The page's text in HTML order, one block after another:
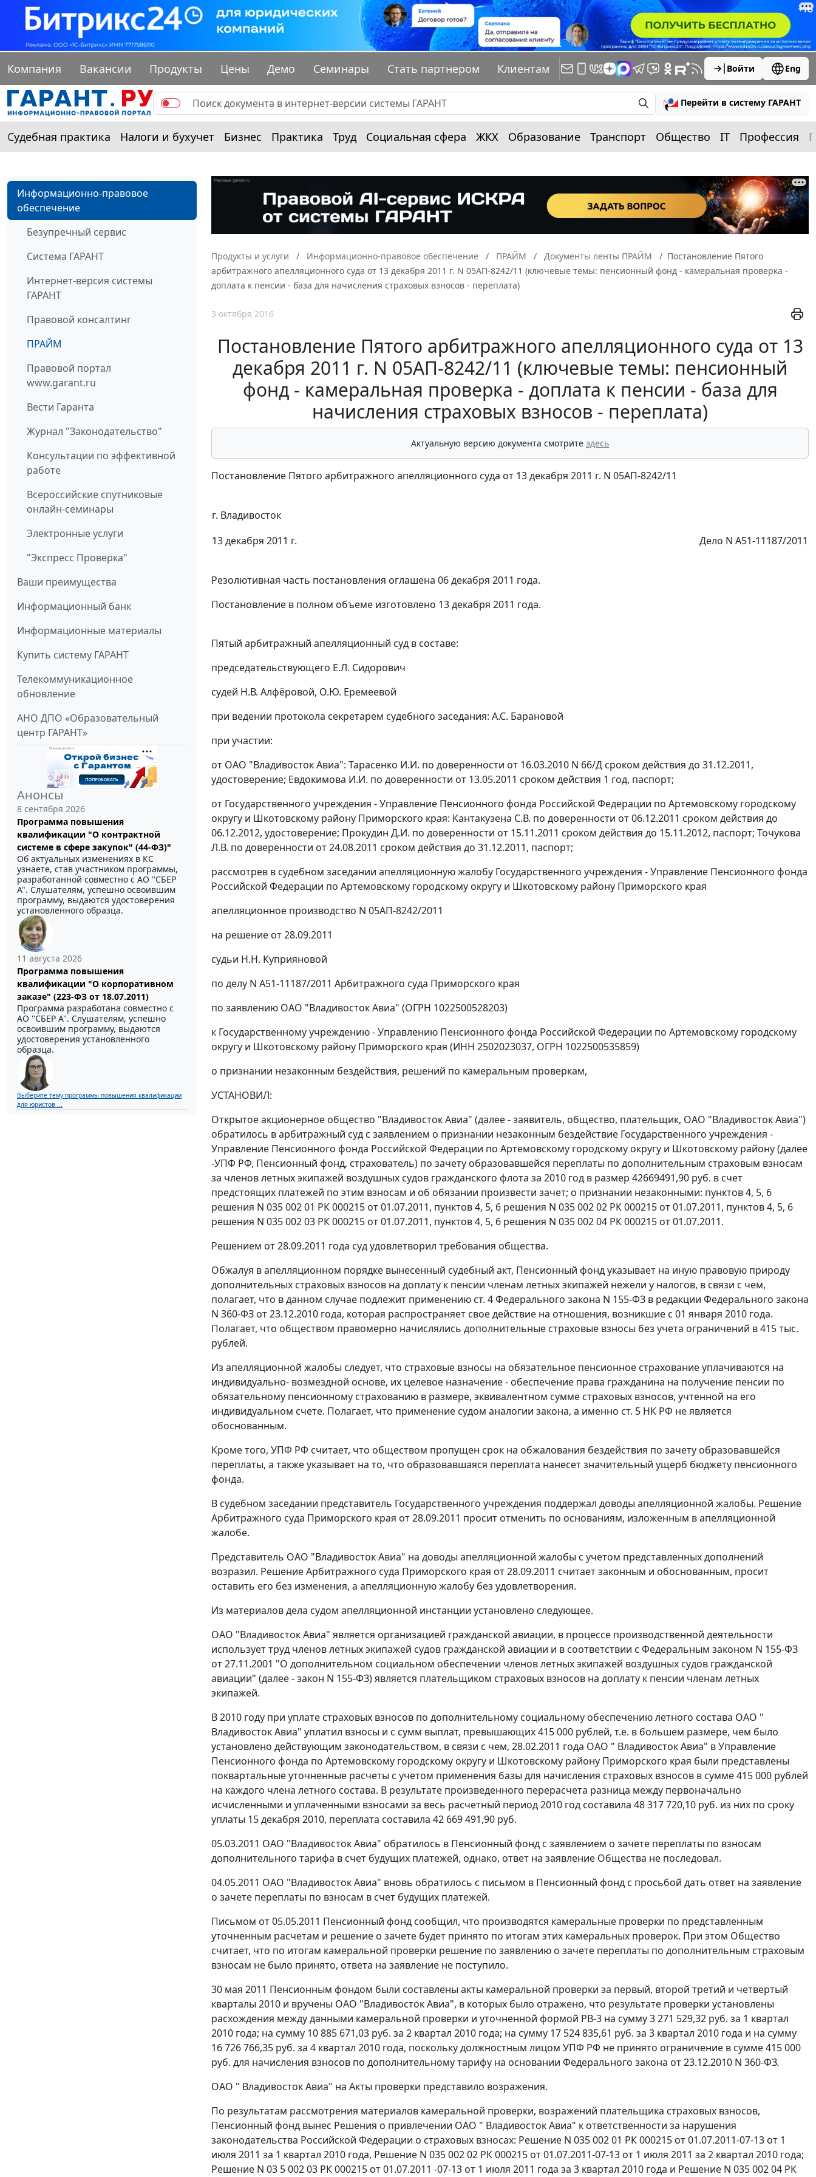
Компания Вакансии Продукты Цены Демо Семинары Стать партнером Клиентам Войти Eng
Перейти в систему ГАРАНТ
Судебная практика Налоги и бухучет Бизнес Практика Труд Социальная сфера ЖКХ Образование Транспорт Общество IT Профессия
Информационно-правовое
обеспечение
Безупречный сервис
Система ГАРАНТ
Интернет-версия системы
ГАРАНТ
Правовой консалтинг
ПРАЙМ
Правовой портал
www.garant.ru
Вести Гаранта
Журнал "Законодательство"
Консультации по эффективной
работе
Всероссийские спутниковые
онлайн-семинары
Электронные услуги
"Экспресс Проверка"
Ваши преимущества
Информационный банк
Информационные материалы
Купить систему ГАРАНТ
Телекоммуникационное
обновление
АНО ДПО «Образовательный
центр ГАРАНТ»
Анонсы
8 сентября 2026
Программа повышения
квалификации "О контрактной
системе в сфере закупок" (44-ФЗ)"
Об актуальных изменениях в КС
узнаете, став участником программы,
разработанной совместно с АО ''СБЕР
А". Слушателям, успешно освоившим
программу, выдаются удостоверения
установленного образца.
11 августа 2026
Программа повышения
квалификации "О корпоративном
заказе" (223-ФЗ от 18.07.2011)
Программа разработана совместно с
АО ''СБЕР А". Слушателям, успешно
освоившим программу, выдаются
удостоверения установленного
образца.
Выберите тему программы повышения квалификации
для юристов ...
Продукты и услуги Информационно-правовое обеспечение ПРАЙМ Документы ленты ПРАЙМ
Постановление Пятого
арбитражного апелляционного суда от 13 декабря 2011 г. N 05АП-8242/11 (ключевые темы: пенсионный фонд - камеральная проверка -
доплата к пенсии - база для начисления страховых взносов - переплата)
3 октября 2016
Постановление Пятого арбитражного апелляционного суда от 13
декабря 2011 г. N 05АП-8242/11 (ключевые темы: пенсионный
фонд - камеральная проверка - доплата к пенсии - база для
начисления страховых взносов - переплата)
Актуальную версию документа смотрите здесь
Постановление Пятого арбитражного апелляционного суда от 13 декабря 2011 г. N 05АП-8242/11
г. Владивосток
13 декабря 2011 г.
Дело N А51-11187/2011
Резолютивная часть постановления оглашена 06 декабря 2011 года.
Постановление в полном объеме изготовлено 13 декабря 2011 года.
Пятый арбитражный апелляционный суд в составе:
председательствующего Е.Л. Сидорович
судей Н.В. Алфёровой, О.Ю. Еремеевой
при ведении протокола секретарем судебного заседания: А.С. Барановой
при участии:
от ОАО "Владивосток Авиа": Тарасенко И.И. по доверенности от 16.03.2010 N 66/Д сроком действия до 31.12.2011,
удостоверение; Евдокимова И.И. по доверенности от 13.05.2011 сроком действия 1 год, паспорт;
от Государственного учреждения - Управление Пенсионного фонда Российской Федерации по Артемовскому городскому
округу и Шкотовскому району Приморского края: Кантакузена С.В. по доверенности от 06.12.2011 сроком действия до
06.12.2012, удостоверение; Прокудин Д.И. по доверенности от 15.11.2011 сроком действия до 15.11.2012, паспорт; Точукова
Л.В. по доверенности от 24.08.2011 сроком действия до 31.12.2011, паспорт;
рассмотрев в судебном заседании апелляционную жалобу Государственного учреждения - Управление Пенсионного фонда
Российской Федерации по Артемовскому городскому округу и Шкотовскому району Приморского края
апелляционное производство N 05АП-8242/2011
на решение от 28.09.2011
судьи Н.Н. Куприяновой
по делу N А51-11187/2011 Арбитражного суда Приморского края
по заявлению ОАО "Владивосток Авиа" (ОГРН 1022500528203)
к Государственному учреждению - Управлению Пенсионного фонда Российской Федерации по Артемовскому городскому
округу и Шкотовскому району Приморского края (ИНН 2502023037, ОГРН 1022500535859)
о признании незаконным бездействия, решений по камеральным проверкам,
УСТАНОВИЛ:
Открытое акционерное общество "Владивосток Авиа" (далее - заявитель, общество, плательщик, ОАО "Владивосток Авиа")
обратилось в арбитражный суд с заявлением о признании незаконным бездействие Государственного учреждения -
Управление Пенсионного фонда Российской Федерации по Артемовскому городскому округу и Шкотовскому району (далее
-УПФ РФ, Пенсионный фонд, страхователь) по зачету образовавшейся переплаты по дополнительным страховым взносам
за членов летных экипажей воздушных судов гражданского флота за 2010 год в размер 42669491,90 руб. в счет
предстоящих платежей по этим взносам и об обязании произвести зачет; о признании незаконными: пунктов 4, 5, 6
решения N 035 002 01 РК 000215 от 01.07.2011, пунктов 4, 5, 6 решения N 035 002 02 РК 000215 от 01.07.2011, пунктов 4, 5, 6
решения N 035 002 03 РК 000215 от 01.07.2011, пунктов 4, 5, 6 решения N 035 002 04 РК 000215 от 01.07.2011.
Решением от 28.09.2011 года суд удовлетворил требования общества.
Обжалуя в апелляционном порядке вынесенный судебный акт, Пенсионный фонд указывает на иную правовую природу
дополнительных страховых взносов на доплату к пенсии членам летных экипажей нежели у налогов, в связи с чем,
полагает, что в данном случае подлежит применению ст. 4 Федерального закона N 155-ФЗ в редакции Федерального закона
N 360-ФЗ от 23.12.2010 года, которая распространяет свое действие на отношения, возникшие с 01 января 2010 года.
Полагает, что обществом правомерно начислялись дополнительные страховые взносы без учета ограничений в 415 тыс.
рублей.
Из апелляционной жалобы следует, что страховые взносы на обязательное пенсионное страхование уплачиваются на
индивидуально- возмездной основе, их целевое назначение - обеспечение права гражданина на получение пенсии по
обязательному пенсионному страхованию в размере, эквивалентном сумме страховых взносов, учтенной на его
индивидуальном счете. Полагает, что применение судом аналогии закона, а именно ст. 5 НК РФ не является
обоснованным.
Кроме того, УПФ РФ считает, что обществом пропущен срок на обжалования бездействия по зачету образовавшейся
переплаты, а также указывает на то, что образовавшаяся переплата нанесет значительный ущерб бюджету пенсионного
фонда.
В судебном заседании представитель Государственного учреждения поддержал доводы апелляционной жалобы. Решение
Арбитражного суда Приморского края от 28.09.2011 просит отменить по основаниям, изложенным в апелляционной
жалобе.
Представитель ОАО "Владивосток Авиа" на доводы апелляционной жалобы с учетом представленных дополнений
возразил. Решение Арбитражного суда Приморского края от 28.09.2011 считает законным и обоснованным, просит
оставить его без изменения, а апелляционную жалобу без удовлетворения.
Из материалов дела судом апелляционной инстанции установлено следующее.
ОАО "Владивосток Авиа" является организацией гражданской авиации, в процессе производственной деятельности
использует труд членов летных экипажей судов гражданской авиации и в соответствии с Федеральным законом N 155-ФЗ
от 27.11.2001 "О дополнительном социальном обеспечении членов летных экипажей воздушных судов гражданской
авиации" (далее - закон N 155-ФЗ) является плательщиком страховых взносов на доплату к пенсии членам летных
экипажей.
В 2010 году при уплате страховых взносов по дополнительному социальному обеспечению летного состава ОАО "
Владивосток Авиа" уплатил взносы и с сумм выплат, превышающих 415 000 рублей, т.е. в большем размере, чем было
установлено действующим законодательством, в связи с чем, 28.02.2011 года ОАО " Владивосток Авиа" в Управление
Пенсионного фонда по Артемовскому городскому округу и Шкотовскому району Приморского края были представлены
поквартальные уточненные расчеты с учетом применения базы для начисления страховых взносов в сумме 415 000 рублей
на каждого члена летного состава. В результате произведенного перерасчета разница между первоначально
исчисленными и уплаченными взносами за весь расчетный период 2010 год составила 48 317 720,10 руб. из них по сроку
уплаты 15 декабря 2010, переплата составила 42 669 491,90 руб.
05.03.2011 ОАО "Владивосток Авиа" обратилось в Пенсионный фонд с заявлением о зачете переплаты по взносам
дополнительного тарифа в счет будущих платежей, однако, ответ на заявление Общества не последовал.
04.05.2011 ОАО "Владивосток Авиа" вновь обратилось с письмом в Пенсионный фонд с просьбой дать ответ на заявление
о зачете переплаты по взносам в счет будущих платежей.
Письмом от 05.05.2011 Пенсионный фонд сообщил, что производятся камеральные проверки по представленным
уточненным расчетам и решение о зачете будет принято по итогам этих камеральных проверок. При этом Общество
считает, что по итогам камеральной проверки решение по заявлению о зачете переплаты по дополнительным страховым
взносам не было принято, ответа на заявление не поступило.
30 мая 2011 Пенсионным фондом были составлены акты камеральной проверки за первый, второй третий и четвертый
кварталы 2010 и вручены ОАО "Владивосток Авиа", в которых было отражено, что результате проверки установлены
расхождения между данными камеральной проверки и уточненной формой РВ-3 на сумму 3 271 529,32 руб. за 1 квартал
2010 года; на сумму 10 885 671,03 руб. за 2 квартал 2010 года; на сумму 17 524 835,61 руб. за 3 квартал 2010 года и на сумму
16 726 766,35 руб. за 4 квартал 2010 года, поскольку должностным лицом УПФ РФ не принято ограничение в сумме 415 000
руб. для начисления взносов по дополнительному тарифу на основании Федерального закона от 23.12.2010 N 360-ФЗ.
ОАО " Владивосток Авиа" на Акты проверки представило возражения.
По результатам рассмотрения материалов камеральной проверки, возражений плательщика страховых взносов,
Пенсионный фонд вынес Решения о привлечении ОАО " Владивосток Авиа" к ответственности за нарушения
законодательства Российской Федерации о страховых взносах: Решение N 035 002 01 РК 000215 от 01.07.2011-07-13 от 1
июля 2011 за 1 квартал 2010 года, Решение N 035 002 02 РК 000215 от 01.07.2011-07-13 от 1 июля 2011 за 2 квартал 2010 года;
Решение N 03 5 002 03 РК 000215 от 01.07.2011 -07-13 от 1 июля 2011 года за 3 квартал 2010 года и Решение N 035 002 04 РК